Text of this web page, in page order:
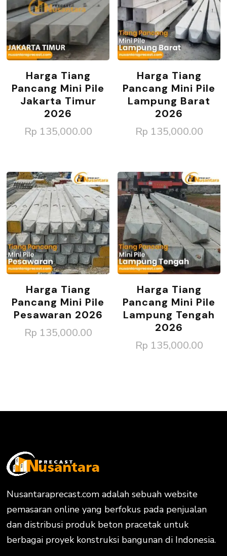
Harga Tiang
Pancang Mini Pile
Jakarta Timur
2026
Rp 135,000.00
Harga Tiang
Pancang Mini Pile
Lampung Barat
2026
Rp 135,000.00
Harga Tiang
Pancang Mini Pile
Pesawaran 2026
Rp 135,000.00
Harga Tiang
Pancang Mini Pile
Lampung Tengah
2026
Rp 135,000.00
Nusantaraprecast.com adalah sebuah website
pemasaran online yang berfokus pada penjualan
dan distribusi produk beton pracetak untuk
berbagai proyek konstruksi bangunan di Indonesia.